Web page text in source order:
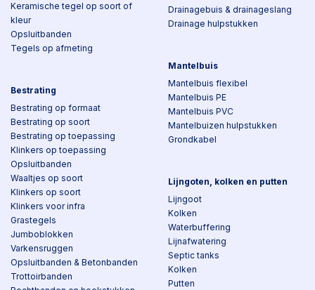
Keramische tegel op soort of
kleur
Opsluitbanden
Tegels op afmeting
Bestrating
Bestrating op formaat
Bestrating op soort
Bestrating op toepassing
Klinkers op toepassing
Opsluitbanden
Waaltjes op soort
Klinkers op soort
Klinkers voor infra
Grastegels
Jumboblokken
Varkensruggen
Opsluitbanden & Betonbanden
Trottoirbanden
Drainagebuis & drainageslang
Drainage hulpstukken
Mantelbuis
Mantelbuis flexibel
Mantelbuis PE
Mantelbuis PVC
Mantelbuizen hulpstukken
Grondkabel
Lijngoten, kolken en putten
Lijngoot
Kolken
Waterbuffering
Lijnafwatering
Septic tanks
Kolken
Putten